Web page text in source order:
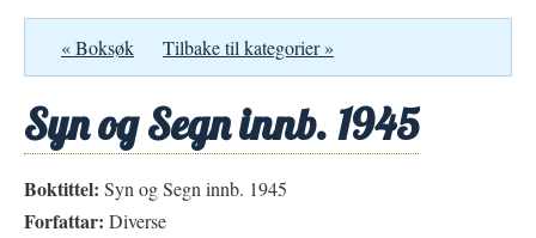
« Boksøk Tilbake til kategorier »
Syn og Segn innb. 1945
Boktittel: Syn og Segn innb. 1945
Forfattar: Diverse